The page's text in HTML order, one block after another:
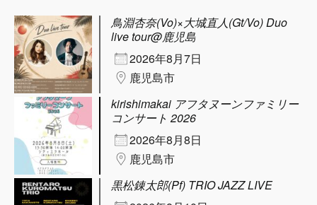
鳥淵杏奈(Vo)×大城直人(Gt/Vo) Duo
live tour@鹿児島
2026年8月7日
鹿児島市
kirishimakai アフタヌーンファミリー
コンサート 2026
2026年8月8日
鹿児島市
黒松錬太郎(Pf) TRIO JAZZ LIVE